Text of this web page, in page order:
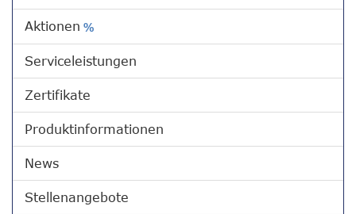
Aktionen %
Serviceleistungen
Zertifikate
Produktinformationen
News
Stellenangebote